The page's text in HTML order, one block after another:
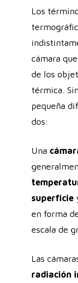
Los
cámara
de los
térmica.
pequeña
dos:
Una
superficie
en forma
escala de
Las
radiación